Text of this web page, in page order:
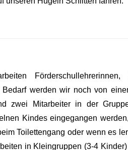
Förderschullehrerinnen,
werden wir noch von
zwei Mitarbeiter in der
Kindes eingegangen
Toilettengang oder wenn es
in Kleingruppen (3-4